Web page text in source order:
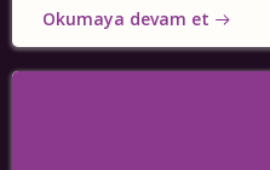
Okumaya devam et